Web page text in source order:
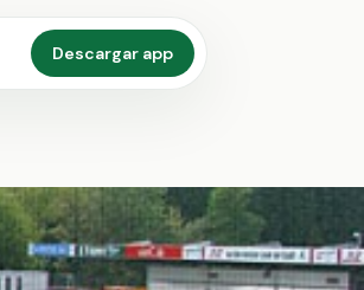
Descargar app